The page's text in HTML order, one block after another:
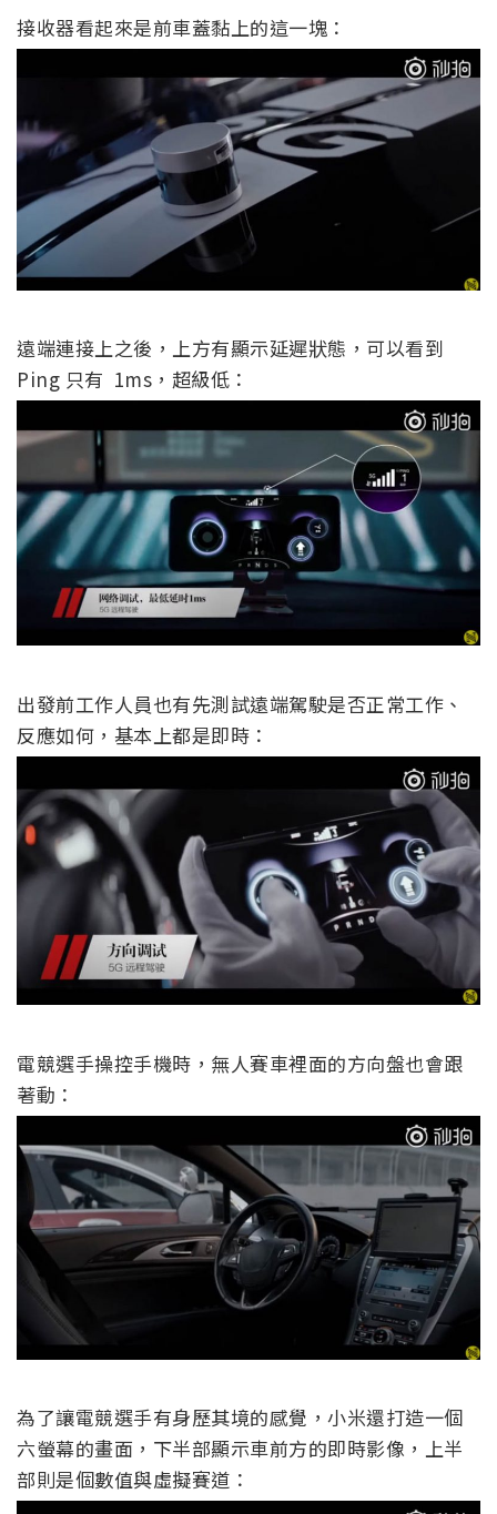
接收器看起來是前車蓋黏上的這一塊：
遠端連接上之後，上方有顯示延遲狀態，可以看到
Ping 只有 1ms，超級低：
出發前工作人員也有先測試遠端駕駛是否正常工作、
反應如何，基本上都是即時：
電競選手操控手機時，無人賽車裡面的方向盤也會跟
著動：
為了讓電競選手有身歷其境的感覺，小米還打造一個
六螢幕的畫面，下半部顯示車前方的即時影像，上半
部則是個數值與虛擬賽道：